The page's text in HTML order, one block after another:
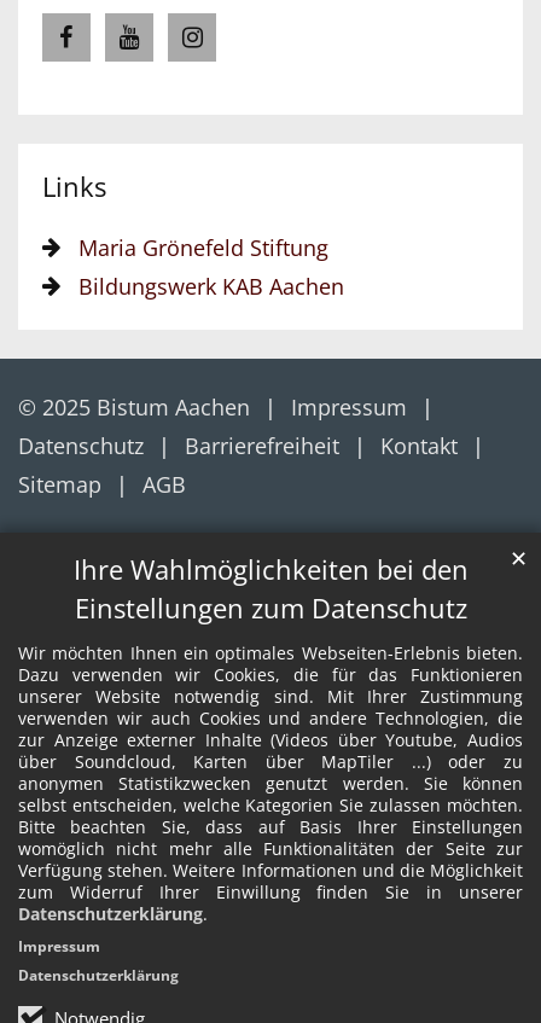
Ihre Wahlmöglichkeiten bei den
Einstellungen zum Datenschutz
Wir möchten Ihnen ein optimales Webseiten-Erlebnis bieten.
Dazu verwenden wir Cookies, die für das Funktionieren
unserer Website notwendig sind. Mit Ihrer Zustimmung
verwenden wir auch Cookies und andere Technologien, die
zur Anzeige externer Inhalte (Videos über Youtube, Audios
über Soundcloud, Karten über MapTiler ...) oder zu
anonymen Statistikzwecken genutzt werden. Sie können
selbst entscheiden, welche Kategorien Sie zulassen möchten.
Bitte beachten Sie, dass auf Basis Ihrer Einstellungen
womöglich nicht mehr alle Funktionalitäten der Seite zur
Verfügung stehen. Weitere Informationen und die Möglichkeit
zum Widerruf Ihrer Einwillung finden Sie in unserer
Datenschutzerklärung.
✕
Impressum
Datenschutzerklärung
Links
Maria Grönefeld Stiftung
Bildungswerk KAB Aachen
© 2025 Bistum Aachen
Impressum
Datenschutz
Barrierefreiheit
Kontakt
Sitemap
AGB